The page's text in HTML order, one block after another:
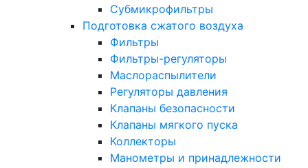
Субмикрофильтры
Подготовка сжатого воздуха
Фильтры
Фильтры-регуляторы
Маслораспылители
Регуляторы давления
Клапаны безопасности
Клапаны мягкого пуска
Коллекторы
Манометры и принадлежности